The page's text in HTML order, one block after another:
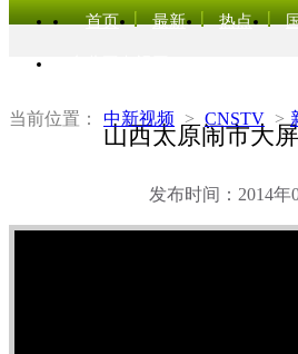
首页 最新 热点
当前位置： 中新视频 > CNSTV >
山西太原闹市大
发布时间：2014年